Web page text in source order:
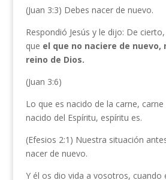
(Juan 3:3) Debes nacer de nuevo.
Respondió Jesús y le dijo: De
que el que no naciere de nuevo,
reino de Dios.
(Juan 3:6)
Lo que es nacido de la carne, carne
nacido del Espíritu, espíritu es.
(Efesios 2:1) Nuestra situación
nacer de nuevo.
Y él os dio vida a vosotros, cuando